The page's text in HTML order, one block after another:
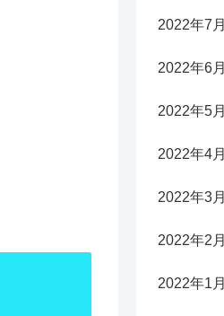
2022年7月
2022年6月
2022年5月
2022年4月
2022年3月
2022年2月
2022年1月